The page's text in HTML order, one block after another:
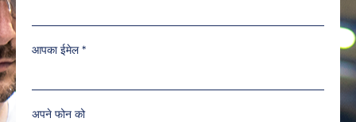
आपका ईमेल *
अपने फोन को